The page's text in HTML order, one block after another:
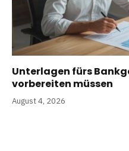
Unterlagen fürs
vorbereiten müssen
August 4, 2026